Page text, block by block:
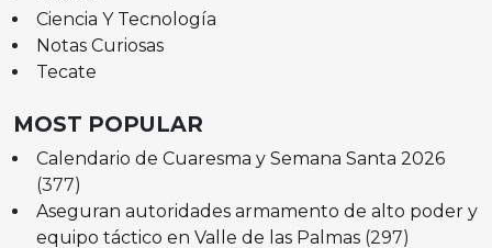
Ciencia Y Tecnología
Notas Curiosas
Tecate
MOST POPULAR
Calendario de Cuaresma y Semana Santa 2026
(377)
Aseguran autoridades armamento de alto poder y
equipo táctico en Valle de las Palmas (297)